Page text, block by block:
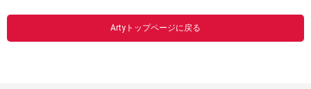
Artyトップページに戻る